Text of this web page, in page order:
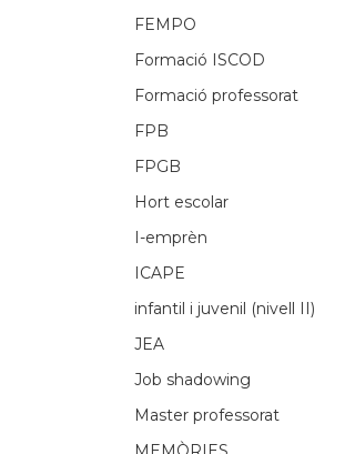
FEMPO
Formació ISCOD
Formació professorat
FPB
FPGB
Hort escolar
I-emprèn
ICAPE
infantil i juvenil (nivell II)
JEA
Job shadowing
Master professorat